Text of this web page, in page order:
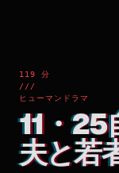
119 分
///
ヒューマンドラマ
11・25
夫と若